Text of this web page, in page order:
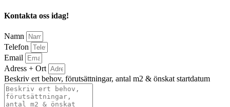
Kontakta oss idag!
Namn
Telefon
Email
Adress + Ort
Beskriv ert behov, förutsättningar, antal m2 & önskat startdatum